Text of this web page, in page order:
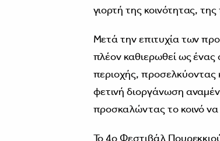
γιορτή της κοινότητας,
Μετά την επιτυχία των
πλέον καθιερωθεί ως
περιοχής,
φετινή διοργάνωση
προσκαλώντας το κοινό να
Το 4ο Φεστιβάλ